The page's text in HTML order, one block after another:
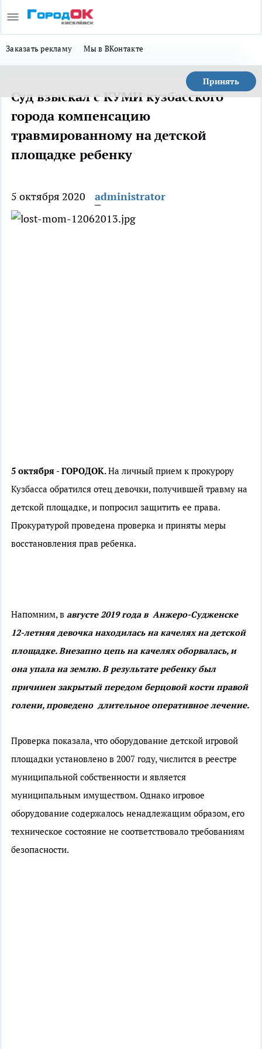
Заказать рекламу Мы в ВКонтакте
Принять
Суд взыскал с КУМИ кузбасского
города компенсацию
травмированному на детской
площадке ребенку
5 октября 2020 administrator
5 октября - ГОРОДОК.На личный прием к прокурору
Кузбасса обратился отец девочки, получившей травму на
детской площадке, и попросил защитить ее права.
Прокуратурой проведена проверка и приняты меры
восстановления прав ребенка.
Напомним, в августе 2019 года в Анжеро-Судженске
12-летняя девочка находилась на качелях на детской
площадке. Внезапно цепь на качелях оборвалась, и
она упала на землю. В результате ребенку был
причинен закрытый передом берцовой кости правой
голени, проведено длительное оперативное лечение.
Проверка показала, что оборудование детской игровой
площадки установлено в 2007 году, числится в реестре
муниципальной собственности и является
муниципальным имуществом. Однако игровое
оборудование содержалось ненадлежащим образом, его
техническое состояние не соответствовало требованиям
безопасности.